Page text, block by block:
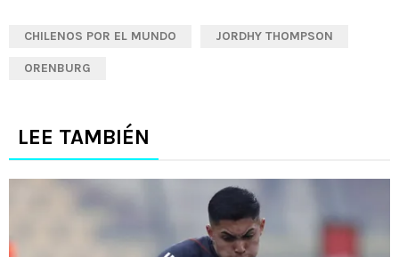
CHILENOS POR EL MUNDO JORDHY THOMPSON
ORENBURG
LEE TAMBIÉN